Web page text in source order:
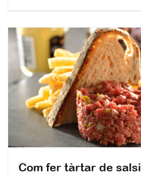
Com fer tàrtar de